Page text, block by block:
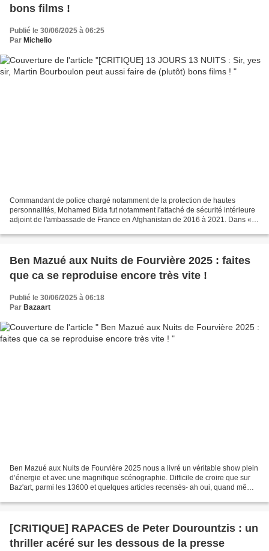
bons films !
Publié le 30/06/2025 à 06:25
Par Michelio
Commandant de police chargé notamment de la protection de hautes
personnalités, Mohamed Bida fut notamment l'attaché de sécurité intérieure
adjoint de l'ambassade de France en Afghanistan de 2016 à 2021. Dans «
Ben Mazué aux Nuits de Fourvière 2025 : faites
que ca se reproduise encore très vite !
Publié le 30/06/2025 à 06:18
Par Bazaart
Ben Mazué aux Nuits de Fourvière 2025 nous a livré un véritable show plein
d’énergie et avec une magnifique scénographie. Difficile de croire que sur
Baz'art, parmi les 13600 et quelques articles recensés- ah oui, quand même-
[CRITIQUE] RAPACES de Peter Dourountzis : un
thriller acéré sur les dessous de la presse